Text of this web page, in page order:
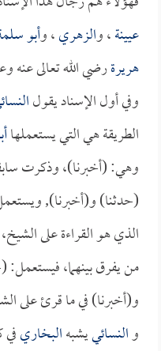
عيينة، والزهري، وأبو
هريرةرضي الله تعالى عنه
وفي أول الإسناد يقول
الطريقة هي التي يستعملها
وهي: (أخبرنا)، وذكرت
(حدثنا) و(أخبرنا),
الذي هو القراءة على
من يفرق بينهما،
و(أخبرنا) في ما قرئ على
والنسائييشبهالبخاري